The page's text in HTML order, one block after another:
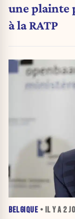
une plainte
à la RATP
BELGIQUE • IL Y A 2